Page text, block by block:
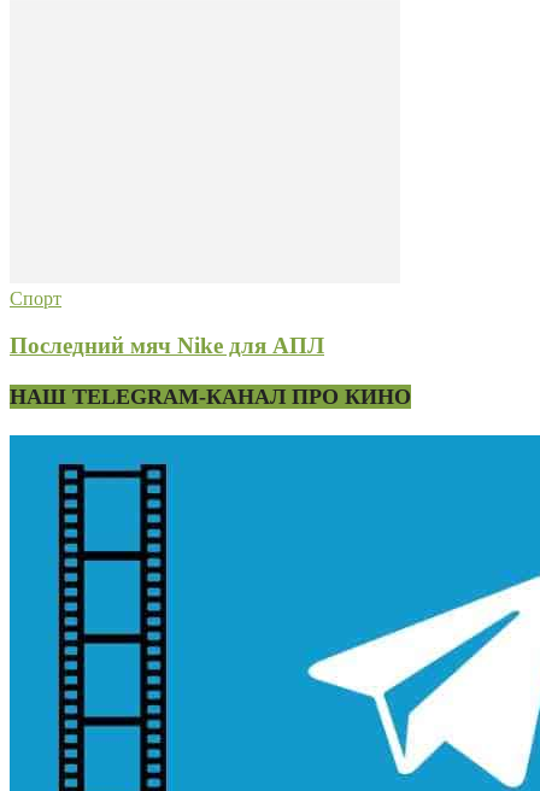
Спорт
Последний мяч Nike для АПЛ
НАШ TELEGRAM-КАНАЛ ПРО КИНО